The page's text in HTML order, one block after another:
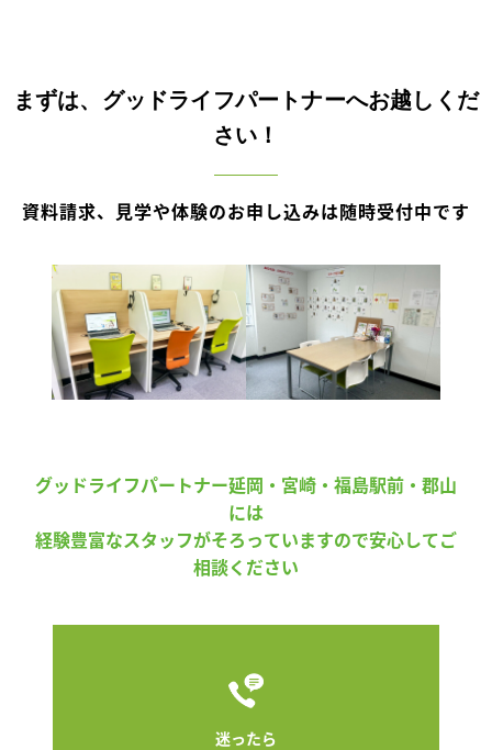
まずは、グッドライフパートナーへお越しくだ
さい！
資料請求、見学や体験のお申し込みは随時受付中です
グッドライフパートナー延岡・宮崎・福島駅前・郡山
には
経験豊富なスタッフがそろっていますので安心してご
相談ください
迷ったら